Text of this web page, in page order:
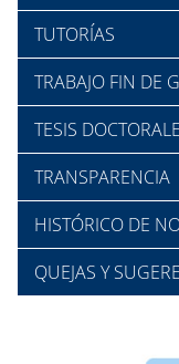
TUTORÍAS
TRABAJO FIN DE
TESIS
TRANSPARENCIA
HISTÓRICO DE
QUEJAS Y